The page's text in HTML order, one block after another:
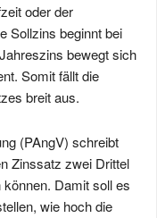
oder der
Sollzins beginnt bei
bewegt sich
Somit fällt die
breit aus.
(PAngV) schreibt
Zinssatz zwei Drittel
Damit soll es
wie hoch die